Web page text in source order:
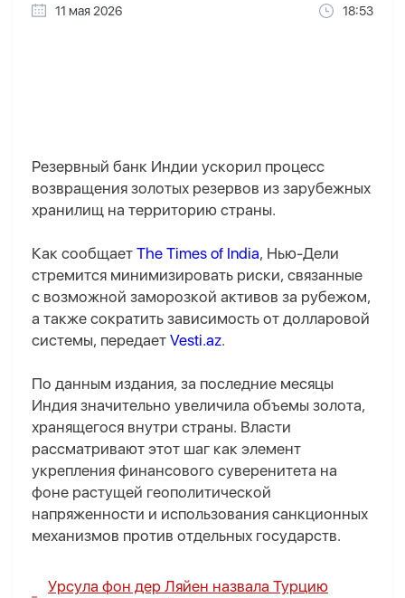
11 мая 2026 18:53
Резервный банк Индии ускорил процесс
возвращения золотых резервов из зарубежных
хранилищ на территорию страны.
Как сообщает The Times of India, Нью-Дели
стремится минимизировать риски, связанные
с возможной заморозкой активов за рубежом,
а также сократить зависимость от долларовой
системы, передает Vesti.az.
По данным издания, за последние месяцы
Индия значительно увеличила объемы золота,
хранящегося внутри страны. Власти
рассматривают этот шаг как элемент
укрепления финансового суверенитета на
фоне растущей геополитической
напряженности и использования санкционных
механизмов против отдельных государств.
Урсула фон дер Ляйен назвала Турцию